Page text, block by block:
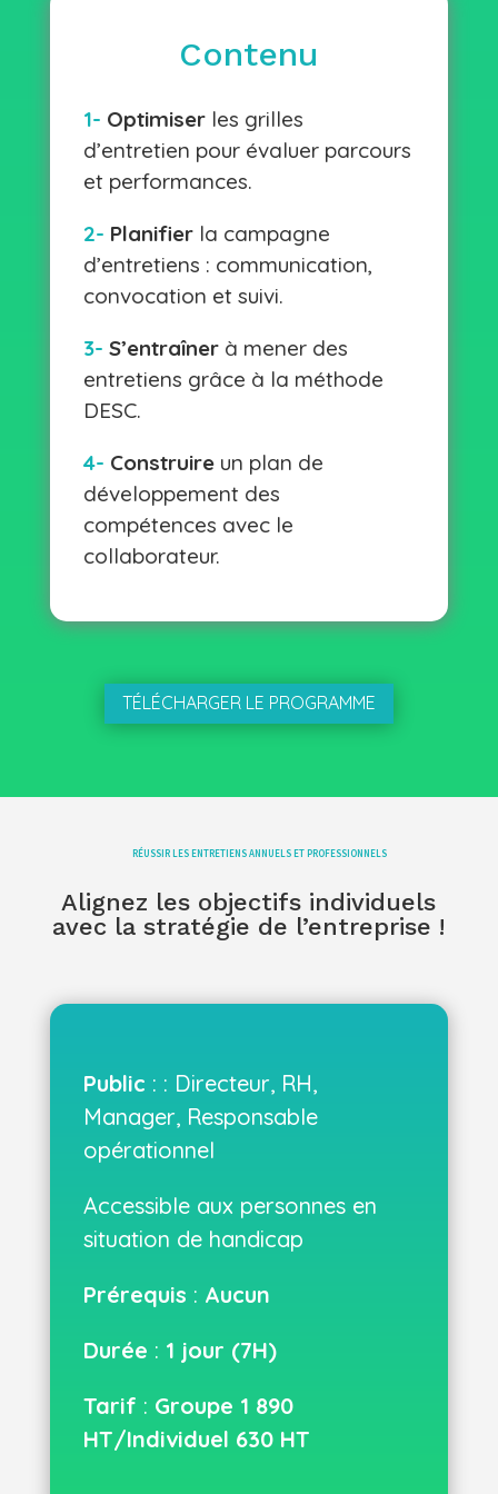
Contenu
1- Optimiserles grilles
d’entretien pour évaluer parcours
et performances.
2- Planifierla campagne
d’entretiens : communication,
convocation et suivi.
3- S’entraînerà mener des
entretiens grâce à la méthode
DESC.
4- Construireun plan de
développement des
compétences avec le
collaborateur.
TÉLÉCHARGER LE PROGRAMME
RÉUSSIR LES ENTRETIENS ANNUELS ET PROFESSIONNELS
Alignez les objectifs individuels
avec la stratégie de l’entreprise !
Public : : Directeur, RH,
Manager, Responsable
opérationnel
Accessible aux personnes en
situation de handicap
Prérequis : Aucun
Durée : 1 jour (7H)
Tarif : Groupe 1 890
HT/Individuel 630 HT